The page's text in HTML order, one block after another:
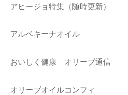
アヒージョ特集（随時更新）
アルベキーナオイル
おいしく健康 オリーブ通信
オリーブオイルコンフィ